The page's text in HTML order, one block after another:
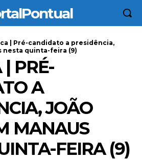
| Pré-candidato a presidência,
nesta quinta-feira (9)
| PRÉ-
A
JOÃO
MANAUS
FEIRA (9)